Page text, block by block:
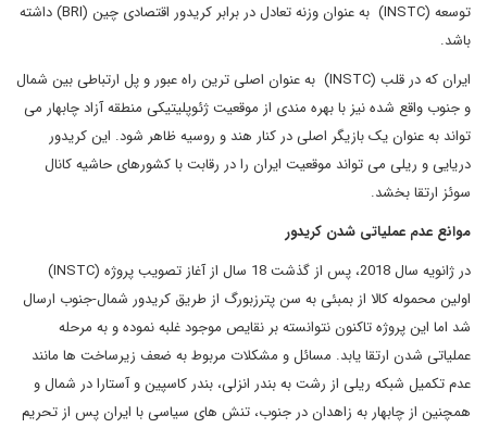
توسعه (INSTC) به عنوان وزنه تعادل در برابر کریدور اقتصادی چین (BRI) داشته
باشد.
ایران که در قلب (INSTC) به عنوان اصلی ترین راه عبور و پل ارتباطی بین شمال
و جنوب واقع شده نیز با بهره مندی از موقعیت ژئوپلیتیکی منطقه آزاد چابهار می
تواند به عنوان یک بازیگر اصلی در کنار هند و روسیه ظاهر شود. این کریدور
دریایی و ریلی می تواند موقعیت ایران را در رقابت با کشورهای حاشیه کانال
سوئز ارتقا بخشد.
موانع عدم عملیاتی شدن کریدور
در ژانویه سال 2018، پس از گذشت 18 سال از آغاز تصویب پروژه (INSTC)
اولین محموله کالا از بمبئی به سن پترزبورگ از طریق کریدور شمال-جنوب ارسال
شد اما این پروژه تاکنون نتوانسته بر نقایص موجود غلبه نموده و به مرحله
عملیاتی شدن ارتقا یابد. مسائل و مشکلات مربوط به ضعف زیرساخت ها مانند
عدم تکمیل شبکه ریلی از رشت به بندر انزلی، بندر کاسپین و آستارا در شمال و
همچنین از چابهار به زاهدان در جنوب، تنش های سیاسی با ایران پس از تحریم